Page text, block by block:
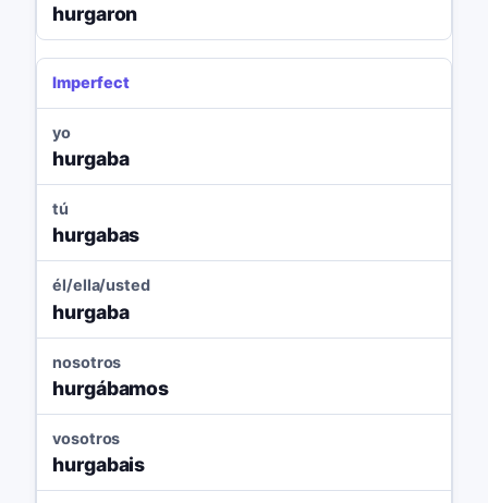
hurgaron
Imperfect
yo
hurgaba
tú
hurgabas
él/ella/usted
hurgaba
nosotros
hurgábamos
vosotros
hurgabais